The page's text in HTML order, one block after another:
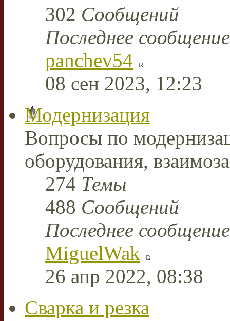
302 Сообщений
Последнее сообщение
panchev54
08 сен 2023, 12:23
Модернизация
Вопросы по
оборудования,
274 Темы
488 Сообщений
Последнее сообщение
MiguelWak
26 апр 2022, 08:38
Сварка и резка